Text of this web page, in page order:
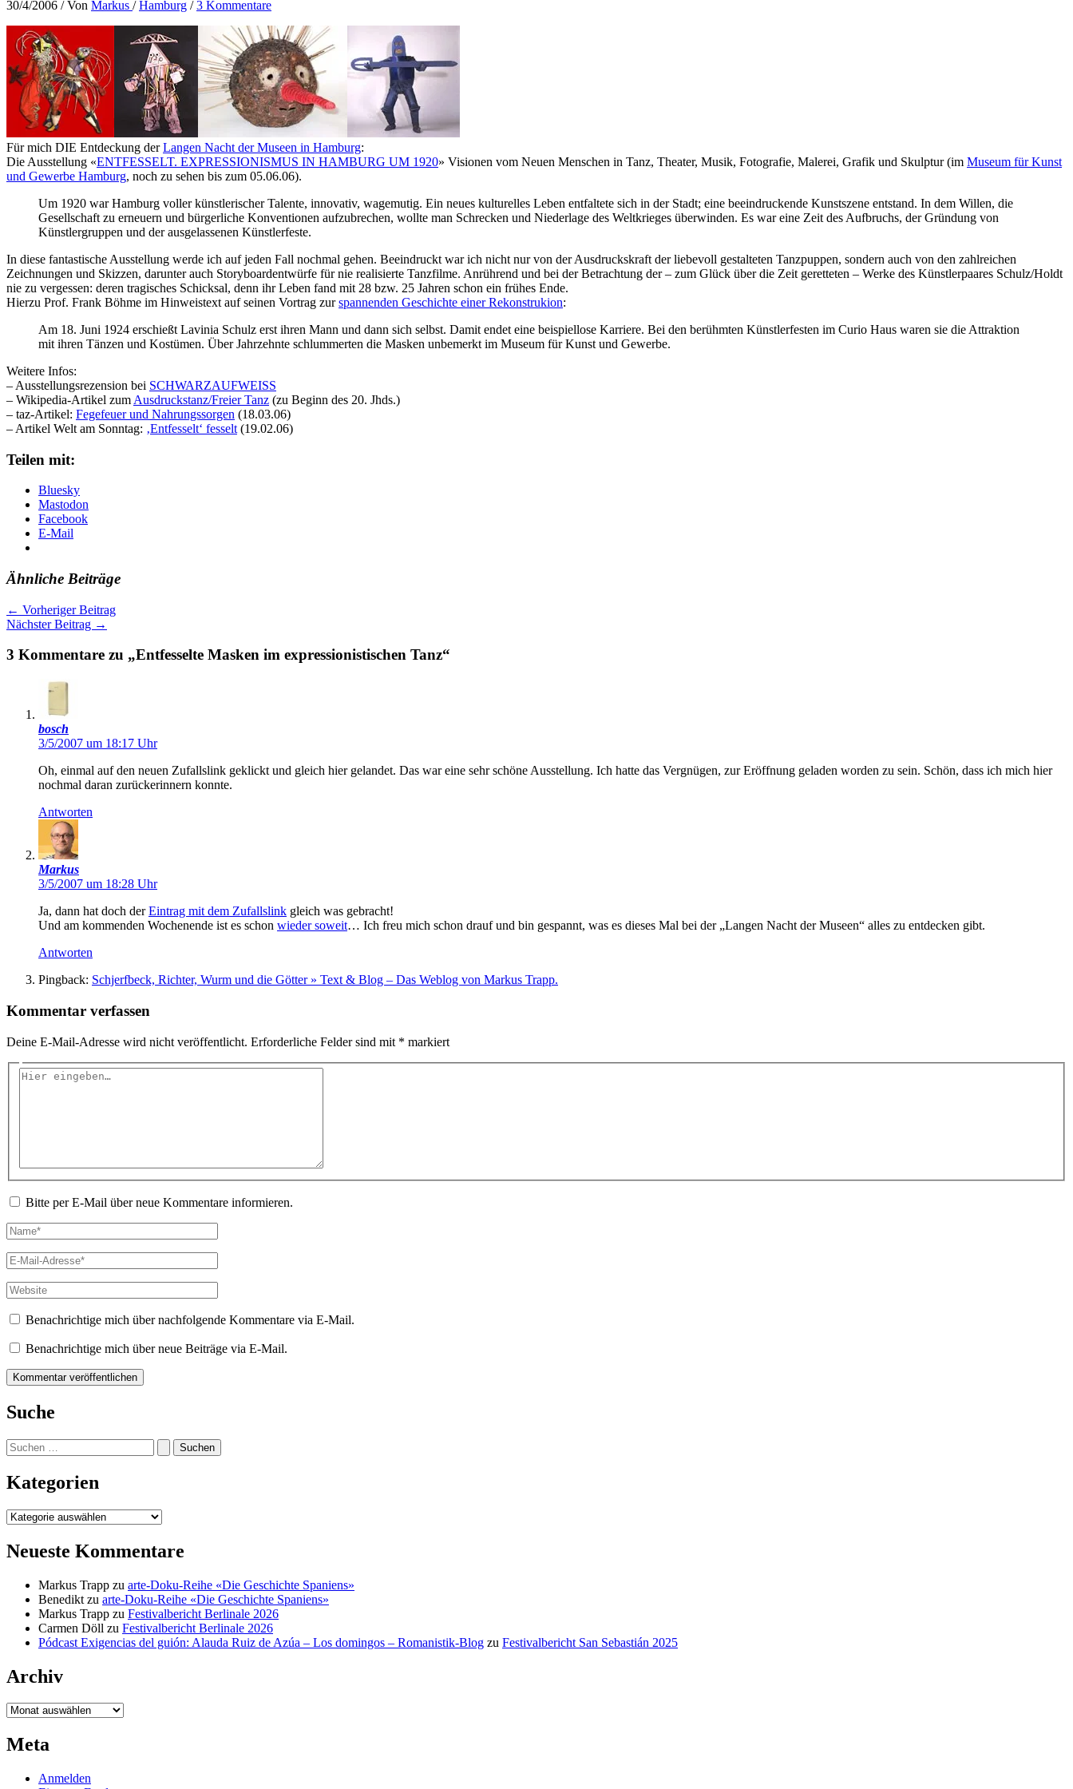
30/4/2006 / Von Markus /Hamburg /3 Kommentare
Für mich DIE Entdeckung derLangen Nacht der Museen in Hamburg:
Die Ausstellung «ENTFESSELT. EXPRESSIONISMUS IN HAMBURG UM 1920» Visionen vom Neuen Menschen in Tanz, Theater, Musik, Fotografie, Malerei, Grafik und Skulptur (im Museum für Kunst
und Gewerbe Hamburg, noch zu sehen bis zum 05.06.06).
Um 1920 war Hamburg voller künstlerischer Talente, innovativ, wagemutig. Ein neues kulturelles Leben entfaltete sich in der Stadt; eine beeindruckende Kunstszene entstand. In dem Willen, die
Gesellschaft zu erneuern und bürgerliche Konventionen aufzubrechen, wollte man Schrecken und Niederlage des Weltkrieges überwinden. Es war eine Zeit des Aufbruchs, der Gründung von
Künstlergruppen und der ausgelassenen Künstlerfeste.
In diese fantastische Ausstellung werde ich auf jeden Fall nochmal gehen. Beeindruckt war ich nicht nur von der Ausdruckskraft der liebevoll gestalteten Tanzpuppen, sondern auch von den zahlreichen
Zeichnungen und Skizzen, darunter auch Storyboardentwürfe für nie realisierte Tanzfilme. Anrührend und bei der Betrachtung der – zum Glück über die Zeit geretteten – Werke des Künstlerpaares Schulz/Holdt
nie zu vergessen: deren tragisches Schicksal, denn ihr Leben fand mit 28 bzw. 25 Jahren schon ein frühes Ende.
Hierzu Prof. Frank Böhme im Hinweistext auf seinen Vortrag zurspannenden Geschichte einer Rekonstrukion:
Am 18. Juni 1924 erschießt Lavinia Schulz erst ihren Mann und dann sich selbst. Damit endet eine beispiellose Karriere. Bei den berühmten Künstlerfesten im Curio Haus waren sie die Attraktion
mit ihren Tänzen und Kostümen. Über Jahrzehnte schlummerten die Masken unbemerkt im Museum für Kunst und Gewerbe.
Weitere Infos:
– Ausstellungsrezension bei SCHWARZAUFWEISS
– Wikipedia-Artikel zum Ausdruckstanz/Freier Tanz (zu Beginn des 20. Jhds.)
– taz-Artikel: Fegefeuer und Nahrungssorgen (18.03.06)
– Artikel Welt am Sonntag: ‚Entfesselt‘ fesselt (19.02.06)
Teilen mit:
Bluesky
Mastodon
Facebook
E-Mail
Ähnliche Beiträge
← Vorheriger Beitrag
Nächster Beitrag →
3 Kommentare zu „Entfesselte Masken im expressionistischen Tanz“
bosch
3/5/2007 um 18:17 Uhr
Oh, einmal auf den neuen Zufallslink geklickt und gleich hier gelandet. Das war eine sehr schöne Ausstellung. Ich hatte das Vergnügen, zur Eröffnung geladen worden zu sein. Schön, dass ich mich hier
nochmal daran zurückerinnern konnte.
Antworten
Markus
3/5/2007 um 18:28 Uhr
Ja, dann hat doch derEintrag mit dem Zufallslink gleich was gebracht!
Und am kommenden Wochenende ist es schon wieder soweit… Ich freu mich schon drauf und bin gespannt, was es dieses Mal bei der „Langen Nacht der Museen“ alles zu entdecken gibt.
Antworten
Pingback: Schjerfbeck, Richter, Wurm und die Götter » Text & Blog – Das Weblog von Markus Trapp.
Kommentar verfassen
Deine E-Mail-Adresse wird nicht veröffentlicht. Erforderliche Felder sind mit * markiert
Hier
Bitte per E-Mail über neue Kommentare informieren.
Name*
E-
Mail-
Adresse*
Website
Benachrichtige mich über nachfolgende Kommentare via E-Mail.
Benachrichtige mich über neue Beiträge via E-Mail.
Suche
Suchen
nach:
Kategorien
Kategorien
Neueste Kommentare
Markus Trapp zu arte-Doku-Reihe «Die Geschichte Spaniens»
Benedikt zu arte-Doku-Reihe «Die Geschichte Spaniens»
Markus Trapp zu Festivalbericht Berlinale 2026
Carmen Döll zu Festivalbericht Berlinale 2026
Pódcast Exigencias del guión: Alauda Ruiz de Azúa – Los domingos – Romanistik-Blog zu Festivalbericht San Sebastián 2025
Archiv
Archiv
Meta
Anmelden